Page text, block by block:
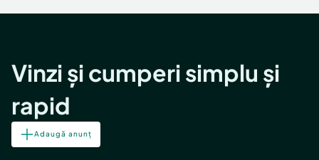
Vinzi și cumperi simplu și
rapid
Adaugă anunț